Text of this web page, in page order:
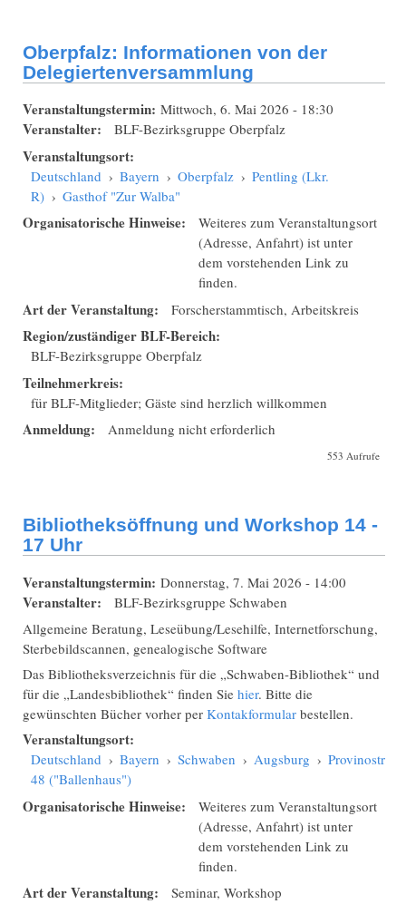
Oberpfalz: Informationen von der
Delegiertenversammlung
Veranstaltungstermin: Mittwoch, 6. Mai 2026 - 18:30
Veranstalter: BLF-Bezirksgruppe Oberpfalz
Veranstaltungsort:
Deutschland › Bayern › Oberpfalz › Pentling (Lkr.
R) › Gasthof "Zur Walba"
Organisatorische Hinweise:
Weiteres zum Veranstaltungsort
(Adresse, Anfahrt) ist unter
dem vorstehenden Link zu
finden.
Art der Veranstaltung: Forscherstammtisch, Arbeitskreis
Region/zuständiger BLF-Bereich:
BLF-Bezirksgruppe Oberpfalz
Teilnehmerkreis:
für BLF-Mitglieder; Gäste sind herzlich willkommen
Anmeldung: Anmeldung nicht erforderlich
553 Aufrufe
Bibliotheksöffnung und Workshop 14 -
17 Uhr
Veranstaltungstermin: Donnerstag, 7. Mai 2026 - 14:00
Veranstalter:
BLF-Bezirksgruppe Schwaben
Allgemeine Beratung, Leseübung/Lesehilfe, Internetforschung,
Sterbebildscannen, genealogische Software
Das Bibliotheksverzeichnis für die „Schwaben-Bibliothek“ und
für die „Landesbibliothek“ finden Sie hier. Bitte die
gewünschten Bücher vorher per Kontakformular bestellen.
Veranstaltungsort:
Deutschland › Bayern › Schwaben › Augsburg › Provinostraße
48 ("Ballenhaus")
Organisatorische Hinweise:
Weiteres zum Veranstaltungsort
(Adresse, Anfahrt) ist unter
dem vorstehenden Link zu
finden.
Art der Veranstaltung: Seminar, Workshop